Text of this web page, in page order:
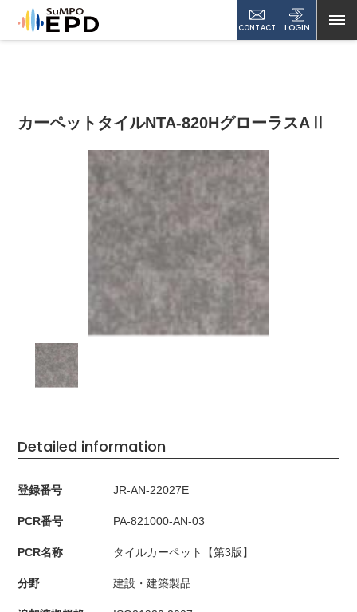
CONTACT LOGIN
カーペットタイルNTA-820HグローラスAⅡ
Detailed information
登録番号 JR-AN-22027E
PCR番号 PA-821000-AN-03
PCR名称 タイルカーペット【第3版】
分野 建設・建築製品